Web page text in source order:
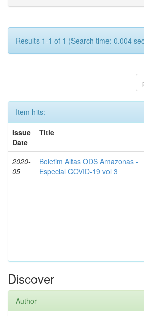
Results 1-1 of 1 (Search time: 0.004
Item hits:
Issue
Date
Title
2020-
05
Boletim Altas ODS Amazonas -
Especial COVID-19 vol 3
Discover
Author